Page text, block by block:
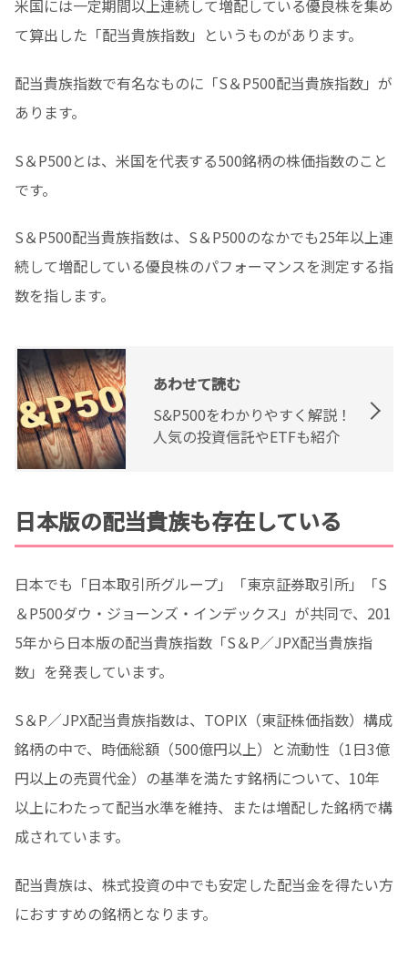
米国には一定期間以上連続して増配している優良株を集め
て算出した「配当貴族指数」というものがあります。
配当貴族指数で有名なものに 「S＆P500配当貴族指数」が
あります。
S＆P500とは、米国を代表する500銘柄の株価指数のこと
です。
S＆P500配当貴族指数は、S＆P500のなかでも25年以上連
続して増配している優良株のパフォーマンスを測定する指
数を指します。
あわせて読む
S&P500をわかりやすく解説！
人気の投資信託やETFも紹介
日本版の配当貴族も存在している
日本でも「日本取引所グループ」「東京証券取引所」「S
＆P500ダウ・ジョーンズ・インデックス」が共同で、201
5年から日本版の配当貴族指数「S＆P／JPX配当貴族指
数」を発表しています。
S＆P／JPX配当貴族指数は、TOPIX（東証株価指数）構成
銘柄の中で、時価総額（500億円以上）と流動性（1日3億
円以上の売買代金）の基準を満たす銘柄について、10年
以上にわたって配当水準を維持、または増配した銘柄で構
成されています。
配当貴族は、株式投資の中でも安定した配当金を得たい方
におすすめの銘柄となります。